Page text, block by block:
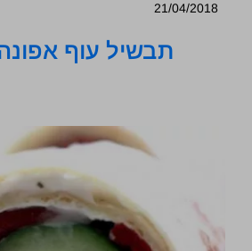
21/04/2018
תבשיל עוף